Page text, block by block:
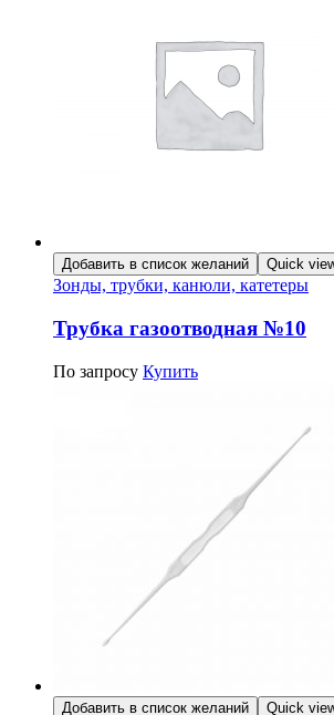
Добавить в список желаний Quick
Зонды, трубки, канюли, катетеры
Трубка газоотводная №10
По запросу Купить
Добавить в список желаний Quick